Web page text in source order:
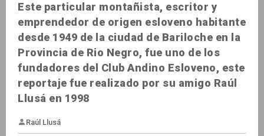
Este particular montañista, escritor y
emprendedor de origen esloveno habitante
desde 1949 de la ciudad de Bariloche en la
Provincia de Rio Negro, fue uno de los
fundadores del Club Andino Esloveno, este
reportaje fue realizado por su amigo Raúl
Llusá en 1998